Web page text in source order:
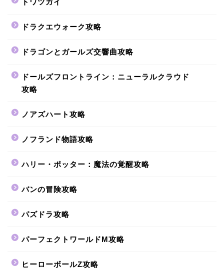
トワツガイ
ドラクエウォーク攻略
ドラゴンとガールズ交響曲攻略
ドールズフロントライン：ニューラルクラウド
攻略
ノアズハート攻略
ノフランド物語攻略
ハリー・ポッター：魔法の覚醒攻略
バンの冒険攻略
パズドラ攻略
パーフェクトワールドM攻略
ヒーローボールZ攻略